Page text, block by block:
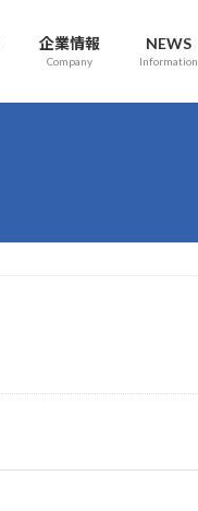
企業情報
Company
NEWS
Information